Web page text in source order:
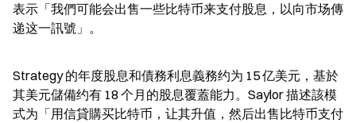
表示「我們可能会出售一些比特币来支付股息，以向市场傳
递这一訊號」。
Strategy 的年度股息和債務利息義務约为 15 亿美元，基於
其美元儲備约有 18 个月的股息覆蓋能力。Saylor 描述該模
式为「用信貸購买比特币，让其升值，然后出售比特币支付